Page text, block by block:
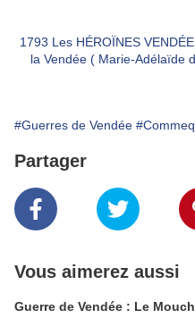
1793 Les HÉROÏNES
la Vendée ( Marie-Adélaïde
#Guerres de Vendée
Partager
Vous aimerez aussi
Guerre de Vendée : Le